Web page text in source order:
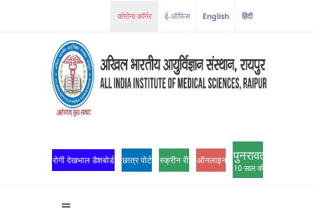
ई-ऑफिस English हिंदी
रोगी देखभाल डैशबोर्ड छात्र पोर्टल स्क्रीन रीडर एक्सेसऑनलाइन ओपीडी पंजीकरण
पुनरावर्तन
10 साल की उत्कृष्टता